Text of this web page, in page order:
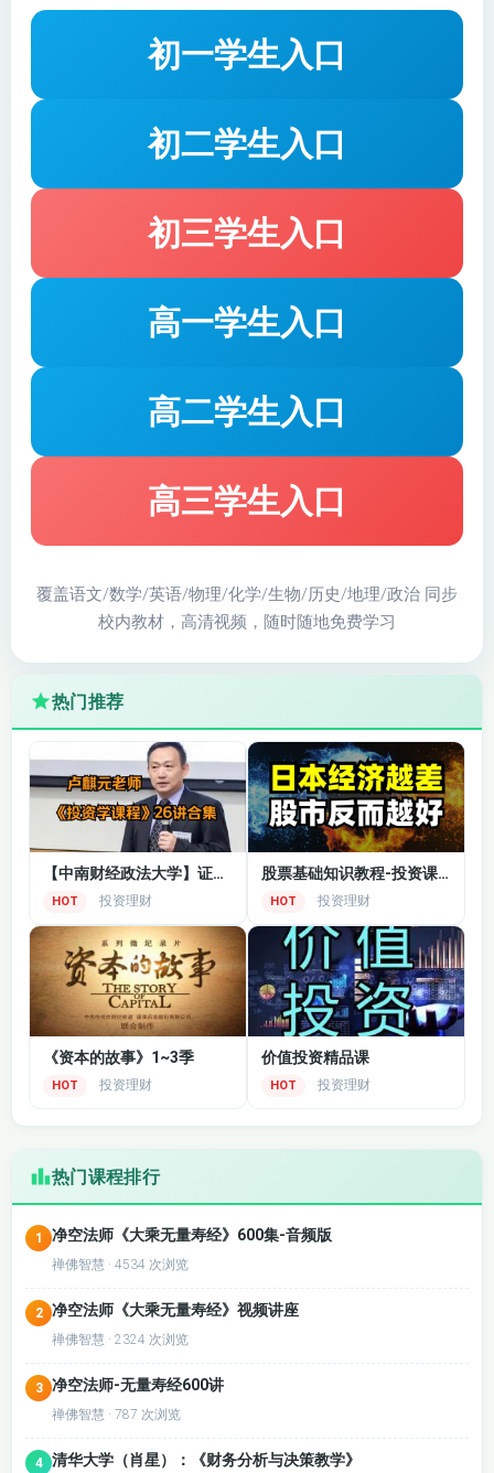
效、系统的优质学习选择。
初一学生入口
初二学生入口
初三学生入口
高一学生入口
高二学生入口
高三学生入口
覆盖语文/数学/英语/物理/化学/生物/历史/地理/政治 同步
校内教材，高清视频，随时随地免费学习
热门推荐
【中南财经政法大学】证券投资学精品课
HOT 投资理财
股票基础知识教程-投资课程
HOT 投资理财
《资本的故事》1~3季
HOT 投资理财
价值投资精品课
HOT 投资理财
热门课程排行
1 净空法师《大乘无量寿经》600集-音频版
禅佛智慧 · 4534 次浏览
2 净空法师《大乘无量寿经》视频讲座
禅佛智慧 · 2324 次浏览
3 净空法师-无量寿经600讲
禅佛智慧 · 787 次浏览
4 清华大学（肖星）：《财务分析与决策教学》